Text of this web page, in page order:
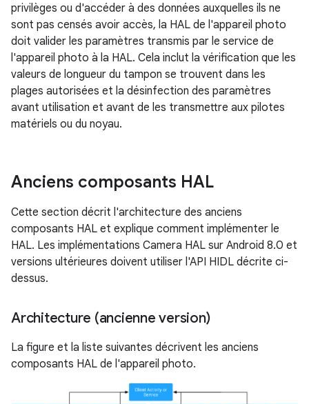
privilèges ou d'accéder à des données auxquelles ils ne
sont pas censés avoir accès, la HAL de l'appareil photo
doit valider les paramètres transmis par le service de
l'appareil photo à la HAL. Cela inclut la vérification que les
valeurs de longueur du tampon se trouvent dans les
plages autorisées et la désinfection des paramètres
avant utilisation et avant de les transmettre aux pilotes
matériels ou du noyau.
Anciens composants HAL
Cette section décrit l'architecture des anciens
composants HAL et explique comment implémenter le
HAL. Les implémentations Camera HAL sur Android 8.0 et
versions ultérieures doivent utiliser l'API HIDL décrite ci-
dessus.
Architecture (ancienne version)
La figure et la liste suivantes décrivent les anciens
composants HAL de l'appareil photo.